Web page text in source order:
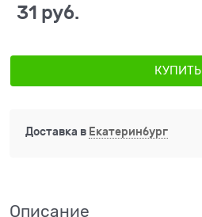
31 руб.
КУПИТЬ
Доставка в Екатеринбург
Описание